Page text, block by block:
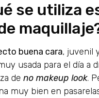
se utiliza
buena cara, juvenil
usada para el día a
de no makeup look.
muy bien en